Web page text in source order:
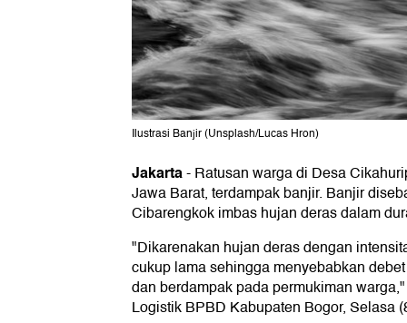
Ilustrasi Banjir (Unsplash/Lucas Hron)
Jakarta-Ratusan warga di Desa
Jawa Barat, terdampak banjir. Banjir
Cibarengkok imbas hujan deras dalam
"Dikarenakan hujan deras dengan
cukup lama sehingga menyebabkan
dan berdampak pada permukiman
Logistik BPBD Kabupaten Bogor, Selasa